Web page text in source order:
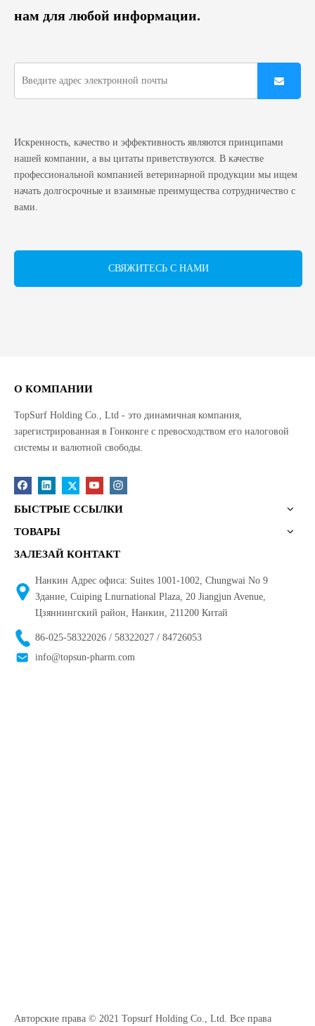
нам для любой информации.
Искренность, качество и эффективность являются принципами
нашей компании, а вы цитаты приветствуются. В качестве
профессиональной компанией ветеринарной продукции мы ищем
начать долгосрочные и взаимные преимущества сотрудничество с
вами.
СВЯЖИТЕСЬ С НАМИ
О КОМПАНИИ
TopSurf Holding Co., Ltd - это динамичная компания,
зарегистрированная в Гонконге с превосходством его налоговой
системы и валютной свободы.
БЫСТРЫЕ ССЫЛКИ
ТОВАРЫ
ЗАЛЕЗАЙ КОНТАКТ
Нанкин Адрес офиса: Suites 1001-1002, Chungwai No 9
Здание, Cuiping Lnurnational Plaza, 20 Jiangjun Avenue,
Цзяннингский район, Нанкин, 211200 Китай
86-025-58322026 / 58322027 / 84726053
info@topsun-pharm.com
Авторские права © 2021 Topsurf Holding Co., Ltd. Все права